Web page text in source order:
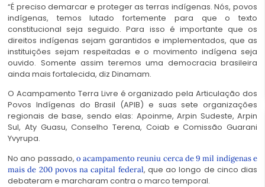
“É preciso demarcar e proteger as terras indígenas. Nós, povos
indígenas, temos lutado fortemente para que o texto
constitucional seja seguido. Para isso é importante que os
direitos indígenas sejam garantidos e implementados, que as
instituições sejam respeitadas e o movimento indígena seja
ouvido. Somente assim teremos uma democracia brasileira
ainda mais fortalecida, diz Dinamam.
O Acampamento Terra Livre é organizado pela Articulação dos
Povos Indígenas do Brasil (APIB) e suas sete organizações
regionais de base, sendo elas: Apoinme, Arpin Sudeste, Arpin
Sul, Aty Guasu, Conselho Terena, Coiab e Comissão Guarani
Yvyrupa.
No ano passado, o acampamento reuniu cerca de 9 mil indígenas e
mais de 200 povos na capital federal, que ao longo de cinco dias
debateram e marcharam contra o marco temporal.